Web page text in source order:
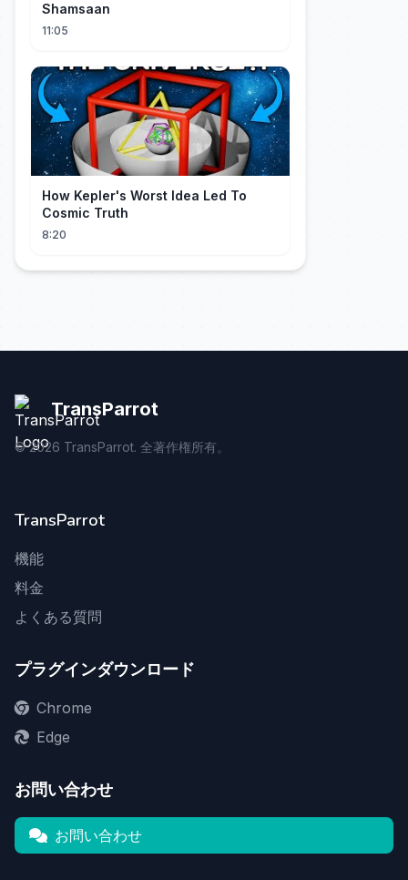
Shamsaan
11:05
How Kepler's Worst Idea Led To
Cosmic Truth
8:20
TransParrot
©2026 TransParrot. 全著作権所有。
TransParrot
機能
料金
よくある質問
プラグインダウンロード
Chrome
Edge
お問い合わせ
お問い合わせ